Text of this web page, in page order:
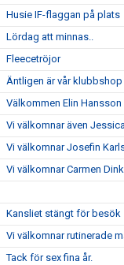
Husie IF-flaggan på plats
Lördag att minnas..
Fleecetröjor
Äntligen är vår
Välkommen Elin
Vi välkomnar även
Vi välkomnar Josefin
Vi välkomnar Carmen
Kansliet stängt för besök
Vi välkomnar rutinerade
Tack för sex fina år.